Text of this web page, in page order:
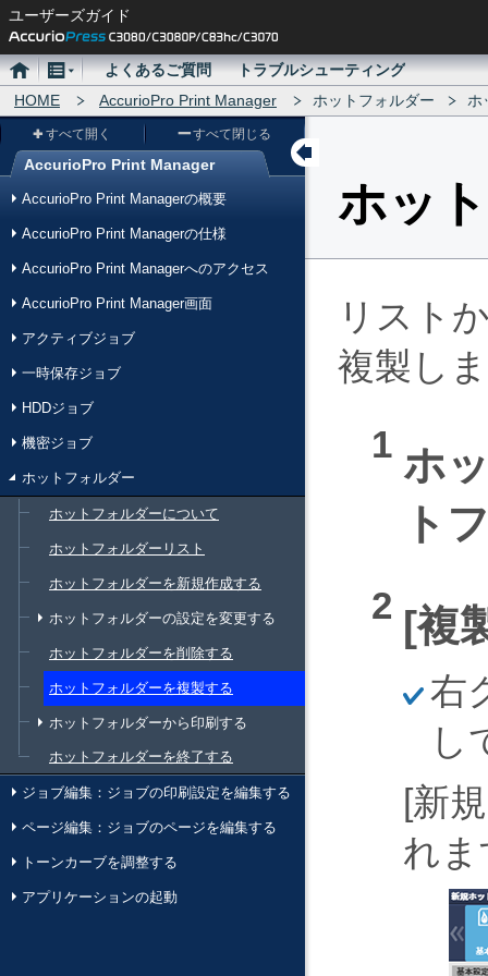
ユーザーズガイド
ホ
ー
メ
ニ
ュ
ー
よくあるご質問
トラブルシューティング
HOME
AccurioPro Print Manager ホットフォルダー ホ
メ
ー
AccurioPro Print Manager
すべて開く すべて閉じる
AccurioPro Print Managerの概要
AccurioPro Print Managerの仕様
AccurioPro Print Managerへのアクセス
AccurioPro Print Manager画面
アクティブジョブ
一時保存ジョブ
HDDジョブ
機密ジョブ
ホットフォルダー
ホットフォルダーについて
ホットフォルダーリスト
ホットフォルダーを新規作成する
ホットフォルダーの設定を変更する
ホットフォルダーを削除する
ホットフォルダーを複製する
ホットフォルダーから印刷する
ホットフォルダーを終了する
ジョブ編集：ジョブの印刷設定を編集する
ページ編集：ジョブのページを編集する
トーンカーブを調整する
アプリケーションの起動
ホッ
リスト
複製し
ホ
ト
複
そ
く
右
し
新
れ